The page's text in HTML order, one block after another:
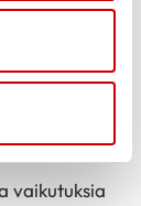
500–
vaikutuksia